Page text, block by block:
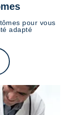
pour vous
adapté